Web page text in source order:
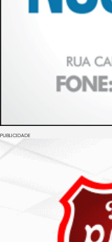
PUBLICIDADE